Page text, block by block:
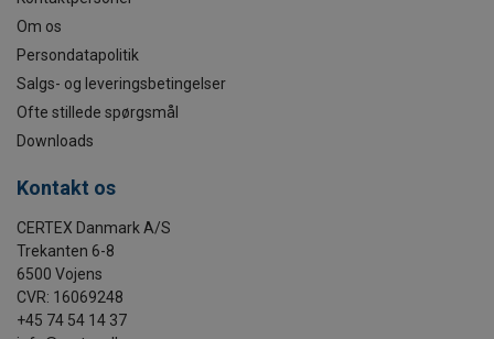
Om os
Persondatapolitik
Salgs- og leveringsbetingelser
Ofte stillede spørgsmål
Downloads
Kontakt os
CERTEX Danmark A/S
Trekanten 6-8
6500 Vojens
CVR: 16069248
+45 74 54 14 37